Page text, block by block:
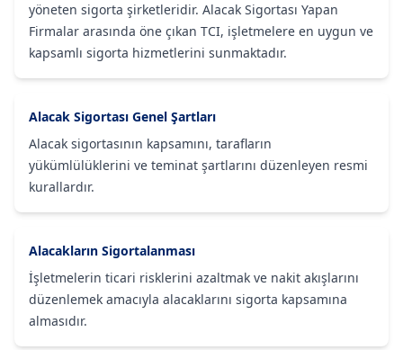
yöneten sigorta şirketleridir. Alacak Sigortası Yapan
Firmalar arasında öne çıkan TCI, işletmelere en uygun ve
kapsamlı sigorta hizmetlerini sunmaktadır.
Alacak Sigortası Genel Şartları
Alacak sigortasının kapsamını, tarafların
yükümlülüklerini ve teminat şartlarını düzenleyen resmi
kurallardır.
Alacakların Sigortalanması
İşletmelerin ticari risklerini azaltmak ve nakit akışlarını
düzenlemek amacıyla alacaklarını sigorta kapsamına
almasıdır.